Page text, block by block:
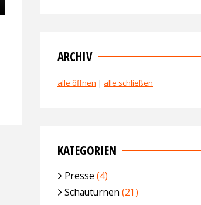
ARCHIV
alle öffnen | alle schließen
KATEGORIEN
Presse (4)
Schauturnen (21)